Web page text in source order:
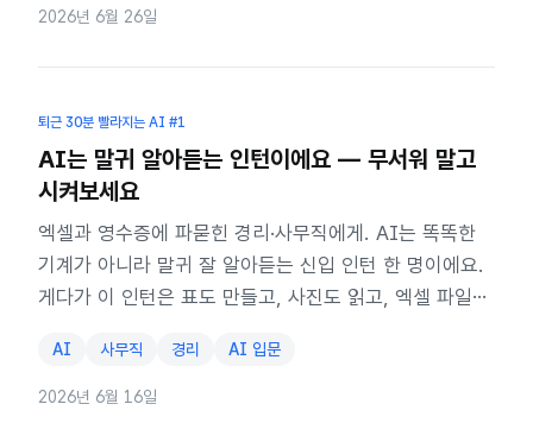
2026년 6월 26일
퇴근 30분 빨라지는 AI #1
AI는 말귀 알아듣는 인턴이에요 — 무서워 말고
시켜보세요
엑셀과 영수증에 파묻힌 경리·사무직에게. AI는 똑똑한
기계가 아니라 말귀 잘 알아듣는 신입 인턴 한 명이에요.
게다가 이 인턴은 표도 만들고, 사진도 읽고, 엑셀 파일까
AI 사무직 경리 AI 입문
2026년 6월 16일